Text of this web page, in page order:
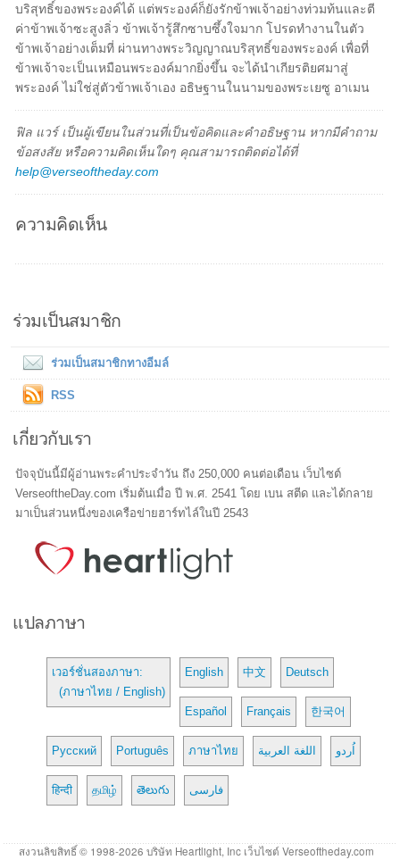
บริสุทธิ์ของพระองค์ได้ แต่พระองค์ก็ยังรักข้าพเจ้าอย่างท่วมท้นและตี
ค่าข้าพเจ้าซะสูงลิ่ว ข้าพเจ้ารู้สึกซาบซึ้งใจมาก โปรดทำงานในตัว
ข้าพเจ้าอย่างเต็มที่ ผ่านทางพระวิญญาณบริสุทธิ์ของพระองค์ เพื่อที่
ข้าพเจ้าจะเป็นเหมือนพระองค์มากยิ่งขึ้น จะได้นำเกียรติยศมาสู่
พระองค์ ไม่ใช่สู่ตัวข้าพเจ้าเอง อธิษฐานในนามของพระเยซู อาเมน
ฟิล แวร์ เป็นผู้เขียนในส่วนที่เป็นข้อคิดและคำอธิษฐาน หากมีคำถาม
ข้อสงสัย หรือความคิดเห็นใดๆ คุณสามารถติดต่อได้ที่
help@verseoftheday.com
ความคิดเห็น
ร่วมเป็นสมาชิก
ร่วมเป็นสมาชิกทางอีมล์
RSS
เกี่ยวกับเรา
ปัจจุบันนี้มีผู้อ่านพระคำประจำวัน ถึง 250,000 คนต่อเดือน เว็บไซต์
VerseoftheDay.com เริ่มต้นเมื่อ ปี พ.ศ. 2541 โดย เบน สตีด และได้กลาย
มาเป็นส่วนหนึ่งของเครือข่ายฮาร์ทไล์ในปี 2543
แปลภาษา
เวอร์ชั่นสองภาษา:
(ภาษาไทย / English)
English 中文 Deutsch
Español Français 한국어
Русский Português ภาษาไทย اللغة العربية اُردو
हिन्दी தமிழ் తెలుగు فارسی
สงวนลิขสิทธิ์ © 1998-2026 บริษัท Heartlight, Inc เว็บไซต์ Verseoftheday.com